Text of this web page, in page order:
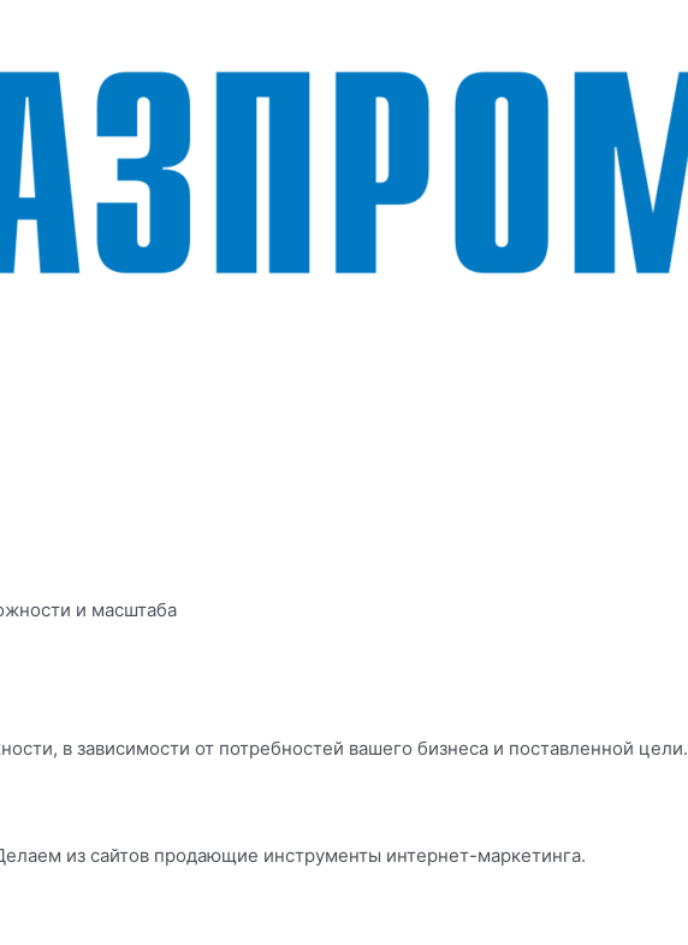
и масштаба
в зависимости от потребностей вашего бизнеса и поставленной цели.
из сайтов продающие инструменты интернет-маркетинга.